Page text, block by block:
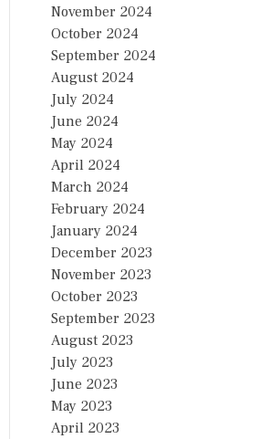
November 2024
October 2024
September 2024
August 2024
July 2024
June 2024
May 2024
April 2024
March 2024
February 2024
January 2024
December 2023
November 2023
October 2023
September 2023
August 2023
July 2023
June 2023
May 2023
April 2023